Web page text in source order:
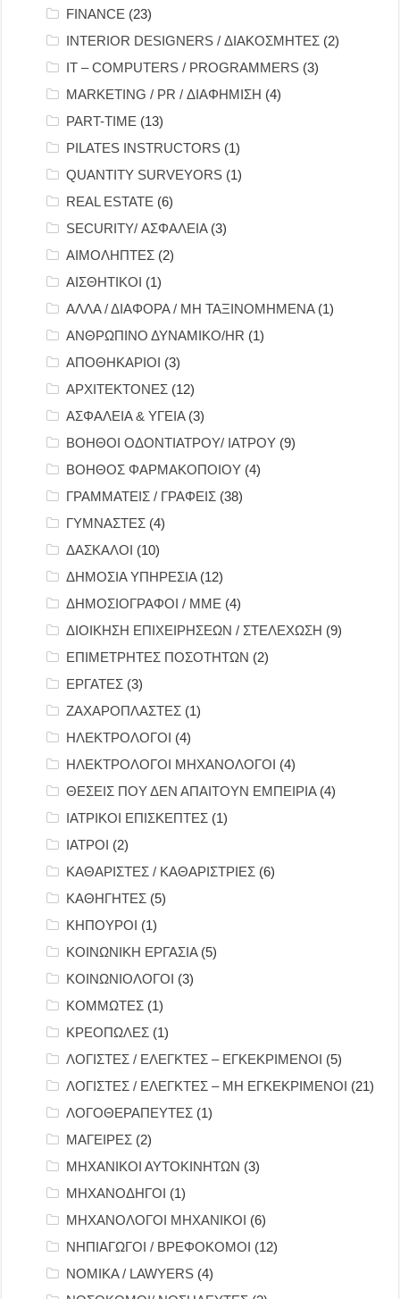
FINANCE (23)
INTERIOR DESIGNERS / ΔΙΑΚΟΣΜΗΤΕΣ (2)
IT – COMPUTERS / PROGRAMMERS (3)
MARKETING / PR / ΔΙΑΦΗΜΙΣΗ (4)
PART-TIME (13)
PILATES INSTRUCTORS (1)
QUANTITY SURVEYORS (1)
REAL ESTATE (6)
SECURITY/ ΑΣΦΑΛΕΙΑ(3)
ΑΙΜΟΛΗΠΤΕΣ (2)
ΑΙΣΘΗΤΙΚΟΙ (1)
ΑΛΛΑ / ΔΙΑΦΟΡΑ / ΜΗ ΤΑΞΙΝΟΜΗΜΕΝΑ(1)
ΑΝΘΡΩΠΙΝΟ ΔΥΝΑΜΙΚΟ/HR (1)
ΑΠΟΘΗΚΑΡΙΟΙ (3)
ΑΡΧΙΤΕΚΤΟΝΕΣ (12)
ΑΣΦΑΛΕΙΑ & ΥΓΕΙΑ(3)
ΒΟΗΘΟΙ ΟΔΟΝΤΙΑΤΡΟΥ/ ΙΑΤΡΟΥ (9)
ΒΟΗΘΟΣ ΦΑΡΜΑΚΟΠΟΙΟΥ (4)
ΓΡΑΜΜΑΤΕΙΣ / ΓΡΑΦΕΙΣ (38)
ΓΥΜΝΑΣΤΕΣ (4)
ΔΑΣΚΑΛΟΙ (10)
ΔΗΜΟΣΙΑ ΥΠΗΡΕΣΙΑ(12)
ΔΗΜΟΣΙΟΓΡΑΦΟΙ / ΜΜΕ (4)
ΔΙΟΙΚΗΣΗ ΕΠΙΧΕΙΡΗΣΕΩΝ / ΣΤΕΛΕΧΩΣΗ (9)
ΕΠΙΜΕΤΡΗΤΕΣ ΠΟΣΟΤΗΤΩΝ (2)
ΕΡΓΑΤΕΣ (3)
ΖΑΧΑΡΟΠΛΑΣΤΕΣ (1)
ΗΛΕΚΤΡΟΛΟΓΟΙ (4)
ΗΛΕΚΤΡΟΛΟΓΟΙ ΜΗΧΑΝΟΛΟΓΟΙ (4)
ΘΕΣΕΙΣ ΠΟΥ ΔΕΝ ΑΠΑΙΤΟΥΝ ΕΜΠΕΙΡΙΑ(4)
ΙΑΤΡΙΚΟΙ ΕΠΙΣΚΕΠΤΕΣ (1)
ΙΑΤΡΟΙ (2)
ΚΑΘΑΡΙΣΤΕΣ / ΚΑΘΑΡΙΣΤΡΙΕΣ (6)
ΚΑΘΗΓΗΤΕΣ (5)
ΚΗΠΟΥΡΟΙ (1)
ΚΟΙΝΩΝΙΚΗ ΕΡΓΑΣΙΑ(5)
ΚΟΙΝΩΝΙΟΛΟΓΟΙ (3)
ΚΟΜΜΩΤΕΣ (1)
ΚΡΕΟΠΩΛΕΣ (1)
ΛΟΓΙΣΤΕΣ / ΕΛΕΓΚΤΕΣ – ΕΓΚΕΚΡΙΜΕΝΟΙ (5)
ΛΟΓΙΣΤΕΣ / ΕΛΕΓΚΤΕΣ – ΜΗ ΕΓΚΕΚΡΙΜΕΝΟΙ (21)
ΛΟΓΟΘΕΡΑΠΕΥΤΕΣ (1)
ΜΑΓΕΙΡΕΣ (2)
ΜΗΧΑΝΙΚΟΙ ΑΥΤΟΚΙΝΗΤΩΝ (3)
ΜΗΧΑΝΟΔΗΓΟΙ (1)
ΜΗΧΑΝΟΛΟΓΟΙ ΜΗΧΑΝΙΚΟΙ (6)
ΝΗΠΙΑΓΩΓΟΙ / ΒΡΕΦΟΚΟΜΟΙ (12)
ΝΟΜΙΚΑ / LAWYERS (4)